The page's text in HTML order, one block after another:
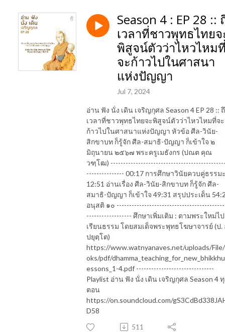
Season 4 : EP 28 ::
เวลาที่ชาวพุทธไทย
พิสูจน์ตัวว่าไหวไหม
จะก้าวไปในศาสนา
แห่งปัญญา
Jul 7, 2024
อ่าน ฟัง นั่ง เดิน เจริญกุศล Season 4 EP 28 ::
เวลาที่ชาวพุทธไทยจะพิสูจน์ตัวว่าไหวไหมที่จะ
ก้าวไปในศาสนาแห่งปัญญา หัวข้อ ศีล-วินัย-
สิกขาบท ก็รู้จัก ศีล-สมาธิ-ปัญญา ก็เข้าใจ ๒
มิถุนายน ๒๕๖๗ พระครูเมธังกร (ปณต คุณ
วฑฺโฒ)
--------------- 00:17 การศึกษาวินัยควบคู่ธรรม
12:51 อ่านเรื่อง ศีล-วินัย-สิกขาบท ก็รู้จัก ศีล-
สมาธิ-ปัญญา ก็เข้าใจ 49:31 สรุปประเด็น
อนุสติ ๑๐
------------------ ศึกษาเพิ่มเติม : ตามพระใหม่ไป
เรียนธรรม โดยสมเด็จพระพุทธโฆษาจารย์ (ป.
ปยุตฺโต)
https://www.watnyanaves.net/uploads/
oks/pdf/
essons_1-4.pdf -------------------------------
Playlist อ่าน ฟัง นั่ง เดิน เจริญกุศล Season 4
ตอน
https://on.soundcloud.com/
D58
511